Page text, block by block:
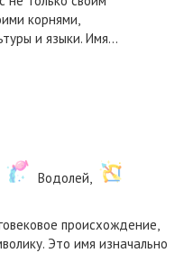
корнями,
и языки. Имя…
Водолей,
происхождение,
Это имя изначально